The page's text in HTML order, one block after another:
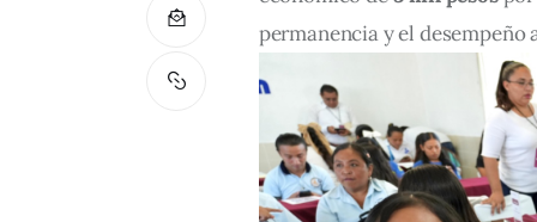
permanencia y el desempeño